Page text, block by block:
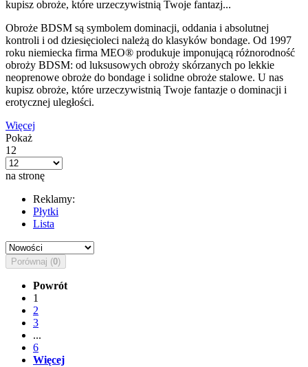
kupisz obroże, które urzeczywistnią Twoje fantazj...
Obroże BDSM są symbolem dominacji, oddania i absolutnej
kontroli i od dziesięcioleci należą do klasyków bondage. Od 1997
roku niemiecka firma MEO® produkuje imponującą różnorodność
obroży BDSM: od luksusowych obroży skórzanych po lekkie
neoprenowe obroże do bondage i solidne obroże stalowe. U nas
kupisz obroże, które urzeczywistnią Twoje fantazje o dominacji i
erotycznej uległości.
Więcej
Pokaż
12
na stronę
Reklamy:
Płytki
Lista
Porównaj (0)
Powrót
1
2
3
...
6
Więcej